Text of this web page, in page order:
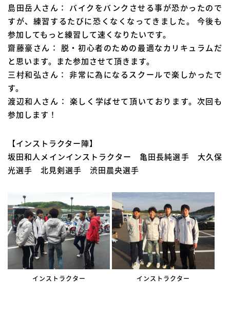
島田岳人さん： バイクをバンクさせる事が恐かったので
すが、練習するたびに恐くなくなってきました。 今後も
参加してもっと練習して速くなりたいです。
齋藤豪さん： 脱・初心者のための最適なカリキュラムだ
と思います。また参加させて頂きます。
三村和弘さん： 非常に為になるスクールで楽しかったで
す。
渡辺和人さん： 楽しく学ばせて頂いております。次回も
参加します！
【インストラクター陣】
坂田和人メインインストラクター 亀田長純選手 大久保
光選手 北見剣選手 渋田晨央選手
インストラクター インストラクター